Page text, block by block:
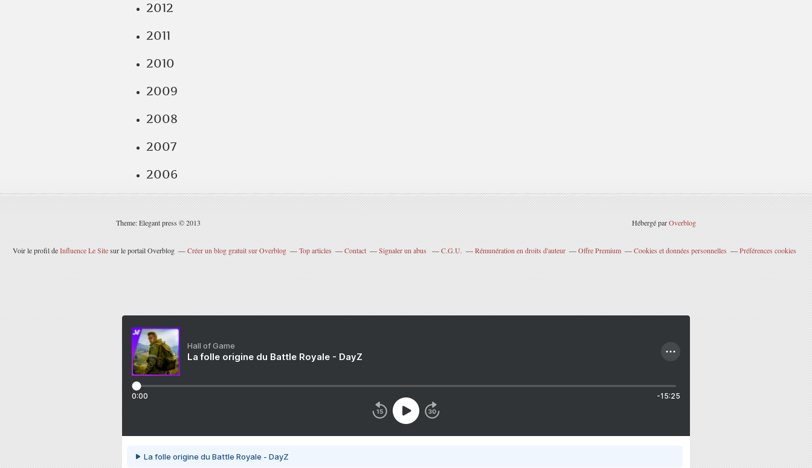
2012
2011
2010
2009
2008
2007
2006
Theme: Elegant press © 2013 Hébergé parOverblog
Voir le profil deInfluence Le Sitesur le portail Overblog Créer un blog gratuit sur Overblog Top articles Contact Signaler un abus C.G.U. Rémunération en droits d'auteur Offre Premium Cookies et données personnelles Préférences cookies
Hall of Game
La folle origine du Battle Royale - DayZ
0:00 -15:25
La folle origine du Battle Royale - DayZ